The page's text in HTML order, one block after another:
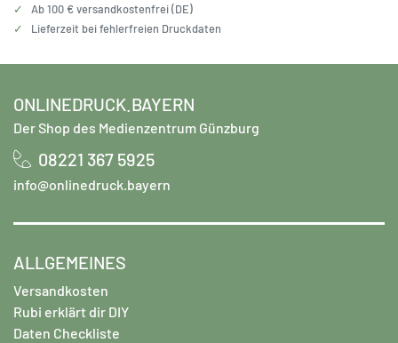
✓
Ab 100 € versandkostenfrei (DE)
✓
Lieferzeit bei fehlerfreien Druckdaten
ONLINEDRUCK.BAYERN
Der Shop des Medienzentrum Günzburg
08221 367 5925
info@onlinedruck.bayern
ALLGEMEINES
Versandkosten
Rubi erklärt dir DIY
Daten Checkliste